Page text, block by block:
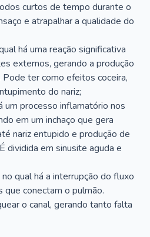
curtos de tempo durante o
e atrapalhar a qualidade do
há uma reação significativa
externos, gerando a produção
ter como efeitos coceira,
do nariz;
um processo inflamatório nos
em um inchaço que gera
nariz entupido e produção de
dividida em sinusite aguda e
qual há a interrupção do fluxo
que conectam o pulmão.
o canal, gerando tanto falta